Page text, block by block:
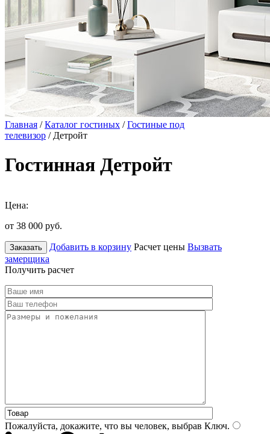
Главная /Каталог гостиных /Гостиные под
телевизор / Детройт
Гостинная Детройт
Цена:
от 38 000 руб.
Заказать Добавить в корзину Расчет цены Вызвать
замерщика
Получить расчет
Пожалуйста, докажите, что вы человек, выбрав Ключ.